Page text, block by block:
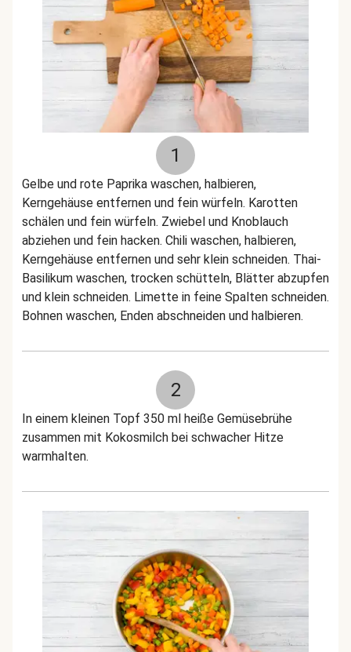
1
Gelbe und rote Paprika waschen, halbieren,
Kerngehäuse entfernen und fein würfeln. Karotten
schälen und fein würfeln. Zwiebel und Knoblauch
abziehen und fein hacken. Chili waschen, halbieren,
Kerngehäuse entfernen und sehr klein schneiden. Thai-
Basilikum waschen, trocken schütteln, Blätter abzupfen
und klein schneiden. Limette in feine Spalten schneiden.
Bohnen waschen, Enden abschneiden und halbieren.
2
In einem kleinen Topf 350 ml heiße Gemüsebrühe
zusammen mit Kokosmilch bei schwacher Hitze
warmhalten.